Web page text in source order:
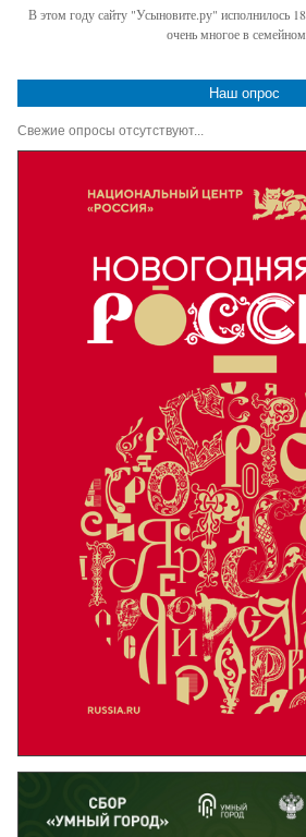
В этом году сайту "Усыновите.ру" исполнилось
очень многое в
Наш опрос
Свежие опросы отсутствуют...